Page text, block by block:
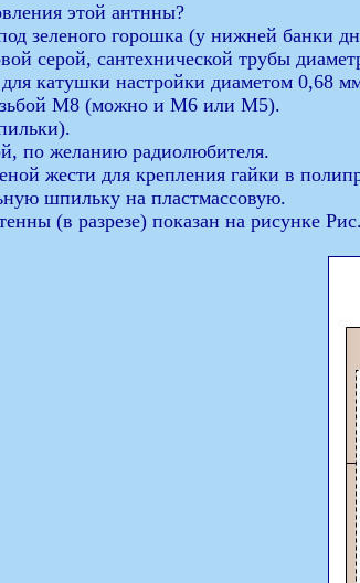
этой антнны?
зеленого горошка (у нижней банки
серой, сантехнической трубы
катушки настройки диаметом 0,68
М8 (можно и М6 или М5).
по желанию радиолюбителя.
жести для крепления гайки в
шпильку на пластмассовую.
(в разрезе) показан на рисунке